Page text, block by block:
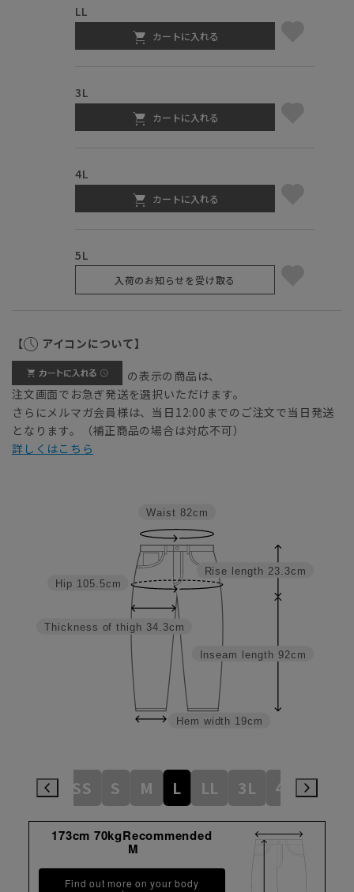
LL
カートに入れる
3L
カートに入れる
4L
カートに入れる
5L
入荷のお知らせを受け取る
【 アイコンについて】
の表示の商品は、
注文画面でお急ぎ発送を選択いただけます。
さらにメルマガ会員様は、当日12:00までのご注文で当日発送
となります。（補正商品の場合は対応不可）
詳しくはこちら
Inseam length 92cm
Rise length 23.3cm
Hem width 19cm
Thickness of thigh 34.3cm
Hip 105.5cm
Waist 82cm
SS S M L LL 3L 4L
173cm 70kgRecommended
M
Find out more on your body